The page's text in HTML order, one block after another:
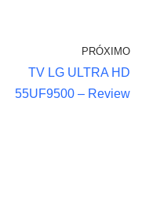
PRÓXIMO
TV LG ULTRA HD
55UF9500 – Review